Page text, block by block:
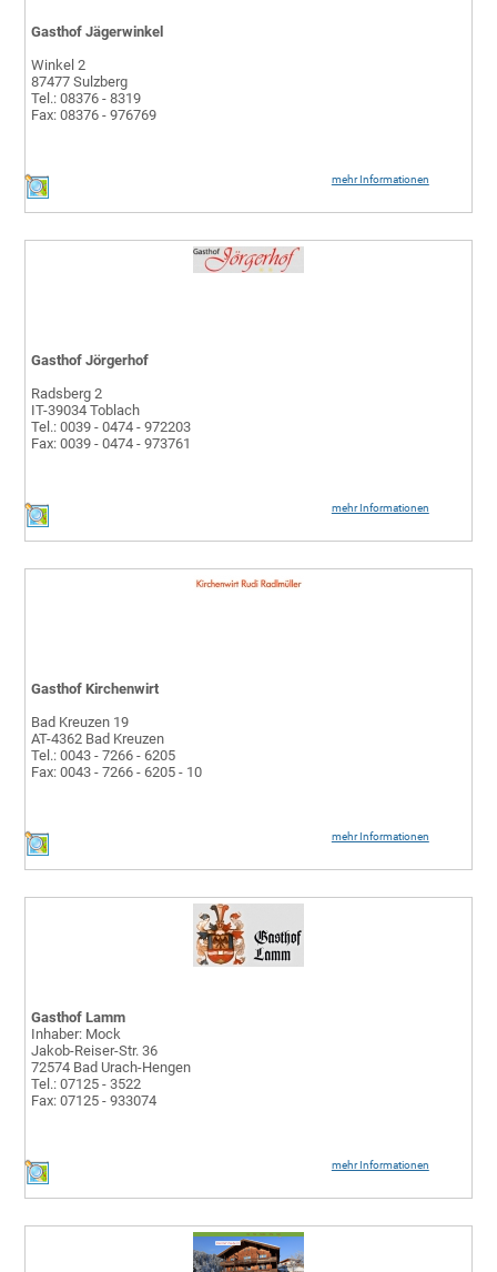
mehr Informationen
Gasthof Jägerwinkel
Winkel 2
87477 Sulzberg
Tel.: 08376 - 8319
Fax: 08376 - 976769
mehr Informationen
Gasthof Jörgerhof
Radsberg 2
IT-39034 Toblach
Tel.: 0039 - 0474 - 972203
Fax: 0039 - 0474 - 973761
mehr Informationen
Gasthof Kirchenwirt
Bad Kreuzen 19
AT-4362 Bad Kreuzen
Tel.: 0043 - 7266 - 6205
Fax: 0043 - 7266 - 6205 - 10
mehr Informationen
Gasthof Lamm
Inhaber: Mock
Jakob-Reiser-Str. 36
72574 Bad Urach-Hengen
Tel.: 07125 - 3522
Fax: 07125 - 933074